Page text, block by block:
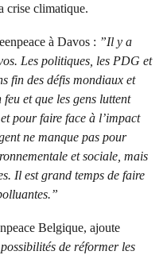
crise climatique.
à Davos : ”Il y a
Les politiques, les PDG et
fin des défis mondiaux et
et que les gens luttent
pour faire face à l’impact
ne manque pas pour
et sociale, mais
Il est grand temps de faire
Belgique, ajoute
de réformer les